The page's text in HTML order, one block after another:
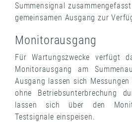
Summensignal
gemeinsamen Ausgang zur
Monitorausgang
Für Wartungszwecke verfügt
Monitorausgang am
Ausgang lassen sich
ohne Betriebsunterbrechung
lassen sich über den
Testsignale einspeisen.